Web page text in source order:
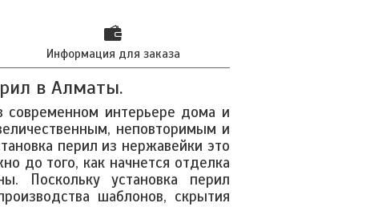
Информация для заказа
в Алматы.
современном интерьере дома и
неповторимым и
перил из нержавейки это
до того, как начнется отделка
Поскольку установка перил
шаблонов, скрытия